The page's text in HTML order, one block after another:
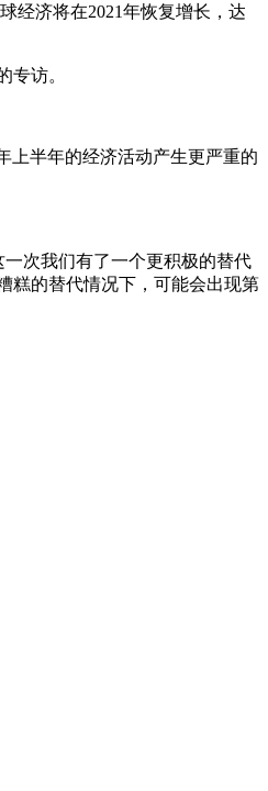
经济将在2021年恢复增长，达
专访。
上半年的经济活动产生更严重的
次我们有了一个更积极的替代
糕的替代情况下，可能会出现第